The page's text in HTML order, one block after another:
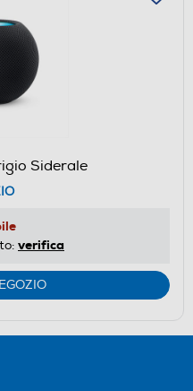
Siderale
verifica